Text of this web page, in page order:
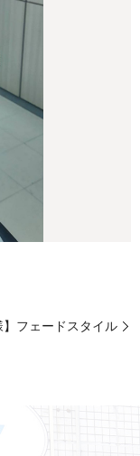
】フェードスタイル